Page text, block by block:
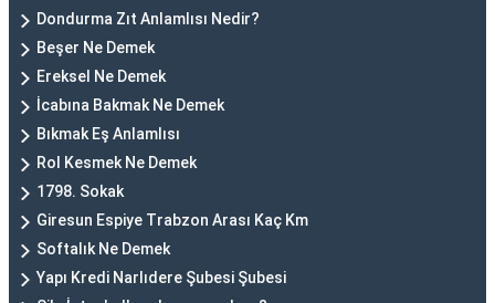
Dondurma Zıt Anlamlısı Nedir?
Beşer Ne Demek
Ereksel Ne Demek
İcabına Bakmak Ne Demek
Bıkmak Eş Anlamlısı
Rol Kesmek Ne Demek
1798. Sokak
Giresun Espiye Trabzon Arası Kaç Km
Softalık Ne Demek
Yapı Kredi Narlıdere Şubesi Şubesi